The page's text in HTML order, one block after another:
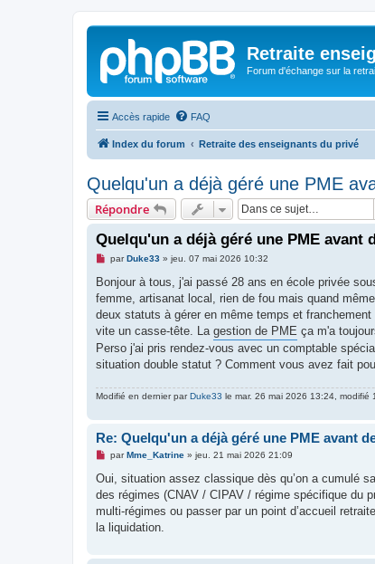
Retraite
Forum d'échange sur la
Accès rapide FAQ
Index du forum Retraite des enseignants du privé
Quelqu'un a déjà géré une PME
Répondre
Quelqu'un a déjà géré une PME avant
M
s
a
g
n
o
n
l
parDuke33» jeu. 07 mai 2026 10:32
Bonjour à tous, j'ai passé 28 ans en école privée
femme, artisanat local, rien de fou mais quand
deux statuts à gérer en même temps et
vite un casse-tête. La gestion de PME ça m'a
Perso j'ai pris rendez-vous avec un comptable
situation double statut ? Comment vous avez fait
Modifié en dernier parDuke33 le mar. 26 mai 2026 13:24, modifié
Re: Quelqu'un a déjà géré une PME avant
M
s
a
g
n
parMme_Katrine» jeu. 21 mai 2026 21:09
Oui, situation assez classique dès qu’on a cumulé
des régimes (CNAV / CIPAV / régime spécifique du
multi-régimes ou passer par un point d’accueil
la liquidation.